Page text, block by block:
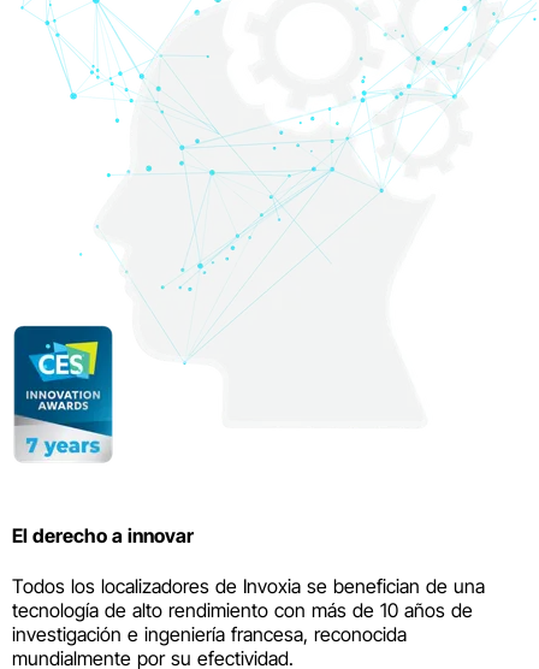
El derecho a innovar
Todos los localizadores de Invoxia se benefician de una
tecnología de alto rendimiento con más de 10 años de
investigación e ingeniería francesa, reconocida
mundialmente por su efectividad.